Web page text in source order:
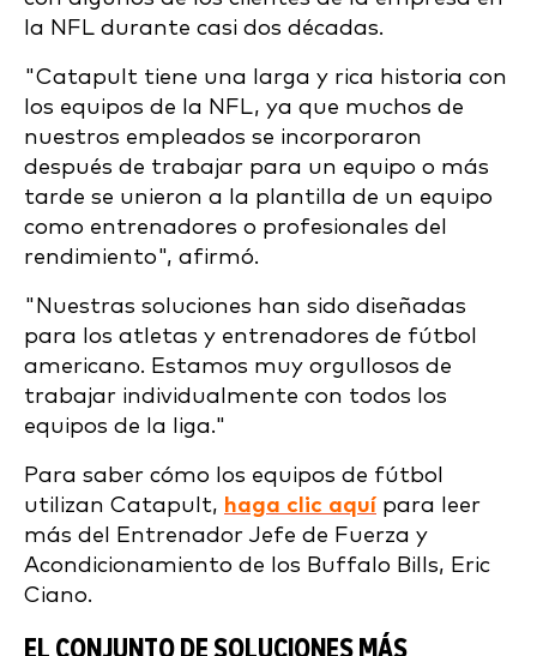
la NFL durante casi dos décadas.
"Catapult tiene una larga y rica historia con
los equipos de la NFL, ya que muchos de
nuestros empleados se incorporaron
después de trabajar para un equipo o más
tarde se unieron a la plantilla de un equipo
como entrenadores o profesionales del
rendimiento", afirmó.
"Nuestras soluciones han sido diseñadas
para los atletas y entrenadores de fútbol
americano. Estamos muy orgullosos de
trabajar individualmente con todos los
equipos de la liga."
Para saber cómo los equipos de fútbol
utilizan Catapult, haga clic aquí para leer
más del Entrenador Jefe de Fuerza y
Acondicionamiento de los Buffalo Bills, Eric
Ciano.
EL CONJUNTO DE SOLUCIONES MÁS